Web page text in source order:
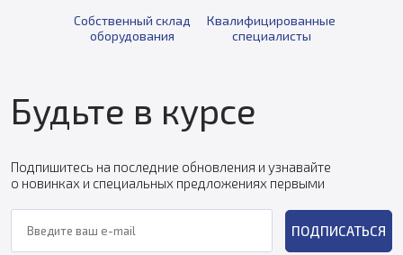
Собственный склад
оборудования
Квалифицированные
специалисты
Будьте в курсе
Подпишитесь на последние обновления и узнавайте
о новинках и специальных предложениях первыми
ПОДПИСАТЬСЯ